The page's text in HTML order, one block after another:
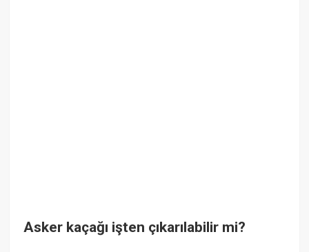
Asker kaçağı işten çıkarılabilir mi?